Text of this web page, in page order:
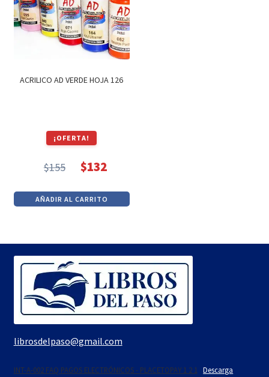
ACRILICO AD VERDE HOJA 126
¡OFERTA!
$155
precio
original
$132
precio
actual
AÑADIR AL CARRITO
librosdelpaso@gmail.com
INT-A-002 FAQ PAGOS ELECTRÓNICOS - PLACETOPAY 1 2 1 Descarga